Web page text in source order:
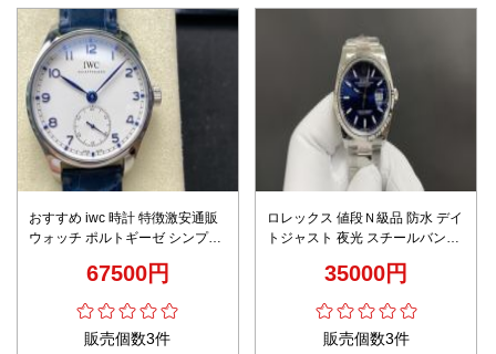
おすすめ iwc 時計 特徴激安通販
ウォッチ ポルトギーゼ シンプル
67500円
販売個数3件
ロレックス 値段Ｎ級品 防水 デイ
トジャスト 夜光 スチールバンド
ブルー文字盤35000円
販売個数3件